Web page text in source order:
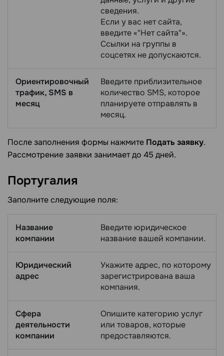
сведения.
Если у вас нет сайта,
введите «"Нет сайта"».
Ссылки на группы в
соцсетях не допускаются.
Ориентировочный
трафик, SMS в
месяц
Введите приблизительное
количество SMS, которое
планируете отправлять в
месяц.
После заполнения формы нажмите Подать заявку.
Рассмотрение заявки занимает до 45 дней.
Португалия
Заполните следующие поля:
Название
компании
Введите юридическое
название вашей компании.
Юридический
адрес
Укажите адрес, по которому
зарегистрирована ваша
компания.
Сфера
деятельности
компании
Опишите категорию услуг
или товаров, которые
предоставляются.